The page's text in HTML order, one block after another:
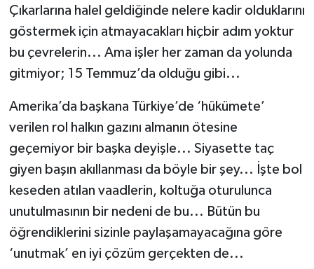
Çıkarlarına halel geldiğinde nelere kadir olduklarını
göstermek için atmayacakları hiçbir adım yoktur
bu çevrelerin... Ama işler her zaman da yolunda
gitmiyor; 15 Temmuz’da olduğu gibi...
Amerika’da başkana Türkiye’de ‘hükümete’
verilen rol halkın gazını almanın ötesine
geçemiyor bir başka deyişle... Siyasette taç
giyen başın akıllanması da böyle bir şey... İşte bol
keseden atılan vaadlerin, koltuğa oturulunca
unutulmasının bir nedeni de bu... Bütün bu
öğrendiklerini sizinle paylaşamayacağına göre
‘unutmak’ en iyi çözüm gerçekten de...